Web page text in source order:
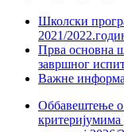
Школски
2021/
Прва основна
завршног
Важне
Оббавештење